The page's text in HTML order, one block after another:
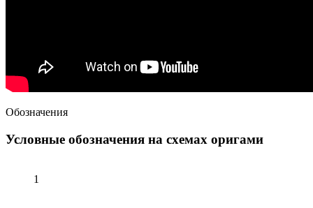
Обозначения
Условные обозначения на схемах оригами
1